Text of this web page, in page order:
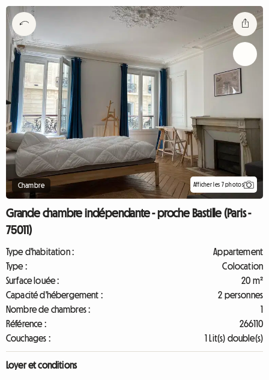
Chambre Afficher les 7 photos
Grande chambre indépendante - proche Bastille (Paris -
75011)
Type d'habitation :
Appartement
Type :
Colocation
Surface louée :
20 m²
Capacité d'hébergement :
2 personnes
Nombre de chambres :
1
Référence :
266110
Couchages :
1 Lit(s) double(s)
Loyer et conditions